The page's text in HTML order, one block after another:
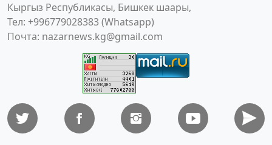
Кыргыз Республикасы, Бишкек шаары,
Тел: +996779028383 (Whatsapp)
Почта: nazarnews.kg@gmail.com